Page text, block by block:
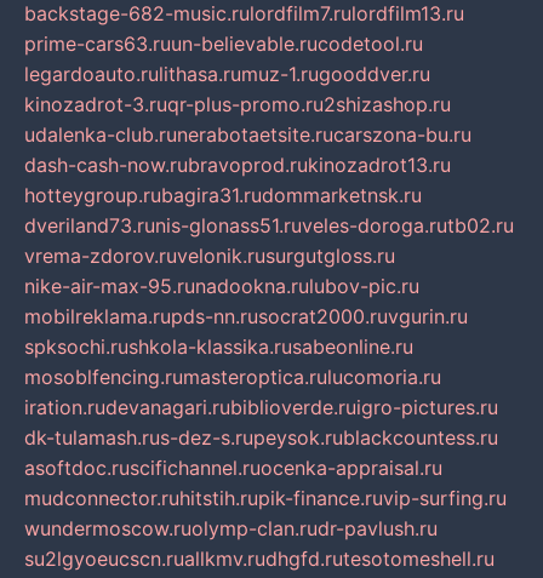
backstage-682-music.rulordfilm7.rulordfilm13.ru
prime-cars63.ruun-believable.rucodetool.ru
legardoauto.rulithasa.rumuz-1.rugooddver.ru
kinozadrot-3.ruqr-plus-promo.ru2shizashop.ru
udalenka-club.runerabotaetsite.rucarszona-bu.ru
dash-cash-now.rubravoprod.rukinozadrot13.ru
hotteygroup.rubagira31.rudommarketnsk.ru
dveriland73.runis-glonass51.ruveles-doroga.rutb02.ru
vrema-zdorov.ruvelonik.rusurgutgloss.ru
nike-air-max-95.runadookna.rulubov-pic.ru
mobilreklama.rupds-nn.rusocrat2000.ruvgurin.ru
spksochi.rushkola-klassika.rusabeonline.ru
mosoblfencing.rumasteroptica.rulucomoria.ru
iration.rudevanagari.rubiblioverde.ruigro-pictures.ru
dk-tulamash.rus-dez-s.rupeysok.rublackcountess.ru
asoftdoc.ruscifichannel.ruocenka-appraisal.ru
mudconnector.ruhitstih.rupik-finance.ruvip-surfing.ru
wundermoscow.ruolymp-clan.rudr-pavlush.ru
su2lgyoeucscn.ruallkmv.rudhgfd.rutesotomeshell.ru